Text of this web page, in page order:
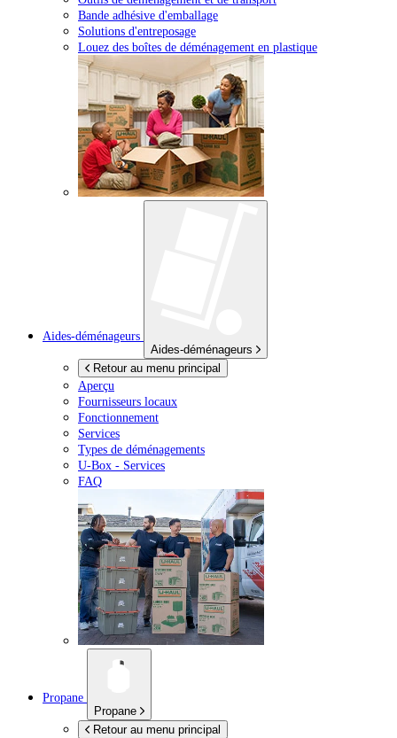
Bande adhésive d'emballage
Solutions d'entreposage
Louez des boîtes de déménagement en plastique
Aides-déménageurs
Aides-déménageurs
Retour au menu principal
Aperçu
Fournisseurs locaux
Fonctionnement
Services
Types de déménagements
U-Box - Services
FAQ
Propane
Propane
Retour au menu principal